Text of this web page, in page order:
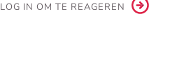
LOG IN OM TE REAGEREN